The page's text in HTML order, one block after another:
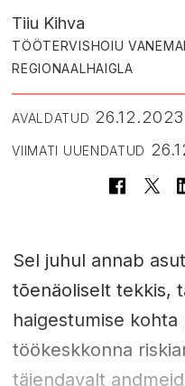
Tiiu Kihva
TÖÖTERVISHOIU
REGIONAALHAIGLA
AVALDATUD
VIIMATI UUENDATUD
Sel juhul annab
tõenäoliselt tekkis,
haigestumise
töökeskkonna
täiendavalt